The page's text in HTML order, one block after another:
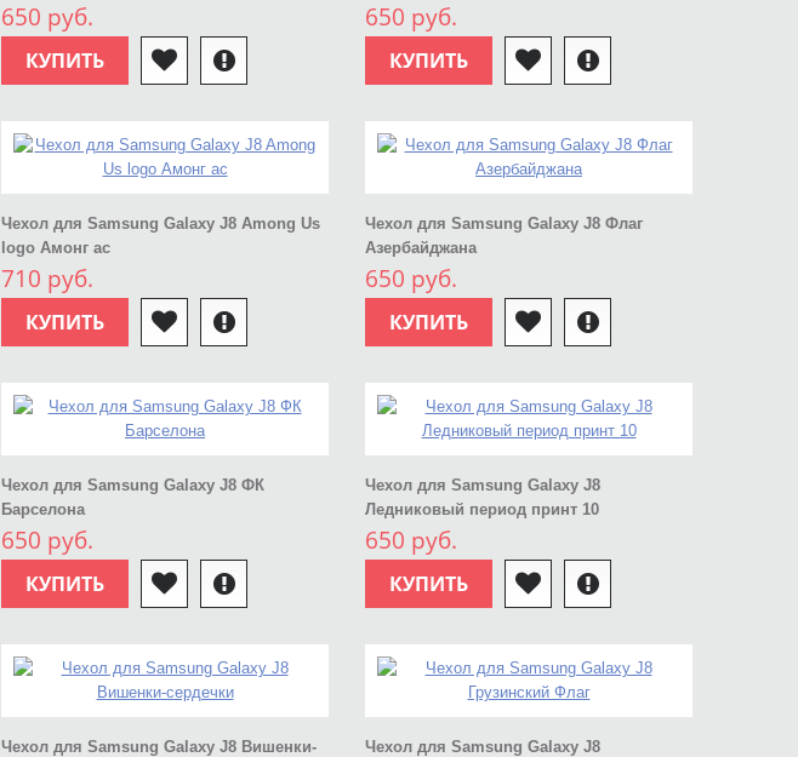
650 руб.
КУПИТЬ
650 руб.
КУПИТЬ
Чехол для Samsung Galaxy J8 Among Us
logo Амонг ас
710 руб.
КУПИТЬ
Чехол для Samsung Galaxy J8 Флаг
Азербайджана
650 руб.
КУПИТЬ
Чехол для Samsung Galaxy J8 ФК
Барселона
650 руб.
КУПИТЬ
Чехол для Samsung Galaxy J8
Ледниковый период принт 10
650 руб.
КУПИТЬ
Чехол для Samsung Galaxy J8 Вишенки-
Чехол для Samsung Galaxy J8